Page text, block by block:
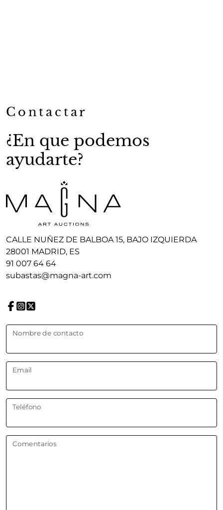
Contactar
¿En que podemos
ayudarte?
CALLE NUÑEZ DE BALBOA 15, BAJO IZQUIERDA
28001 MADRID, ES
91 007 64 64
subastas@magna-art.com
Nombre de contacto
Email
Teléfono
Comentarios